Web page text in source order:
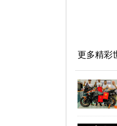
更多精彩